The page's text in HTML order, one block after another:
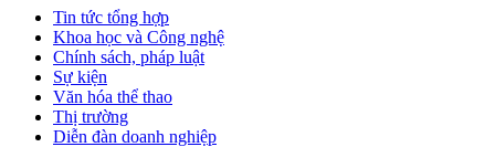
Tin tức tổng hợp
Khoa học và Công nghệ
Chính sách, pháp luật
Sự kiện
Văn hóa thể thao
Thị trường
Diễn đàn doanh nghiệp